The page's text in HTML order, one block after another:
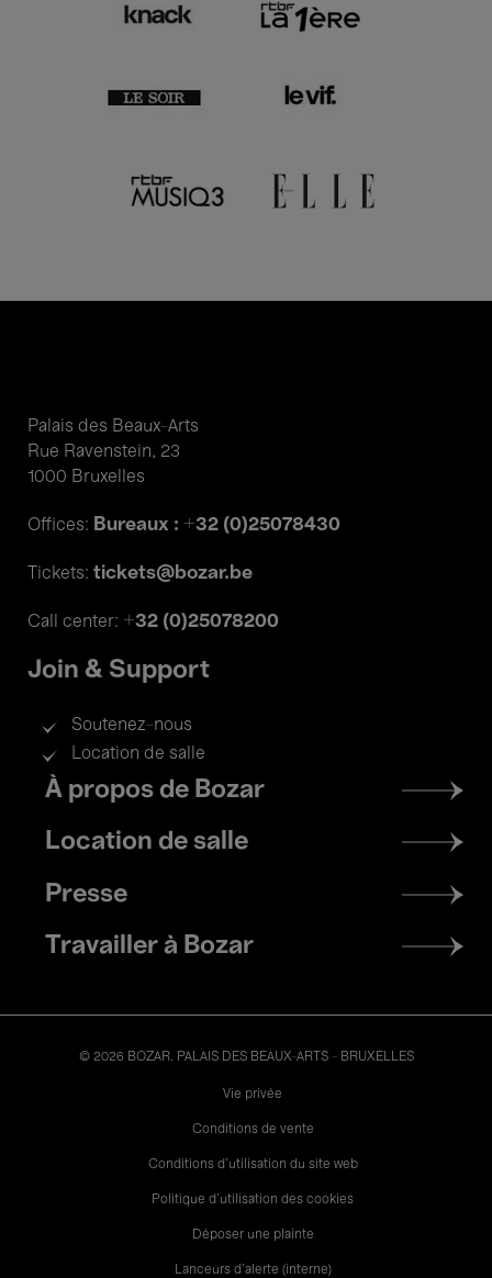
Palais des Beaux-Arts
Rue Ravenstein, 23
1000 Bruxelles
Offices: Bureaux : +32 (0)25078430
Tickets: tickets@bozar.be
Call center: +32 (0)25078200
Join & Support
Soutenez-nous
Location de salle
Footer
menu
À propos de Bozar
Location de salle
Presse
Travailler à Bozar
© 2026 BOZAR. PALAIS DES BEAUX-ARTS - BRUXELLES
Vie privée
Conditions de vente
Conditions d'utilisation du site web
Politique d'utilisation des cookies
Déposer une plainte
Lanceurs d’alerte (interne)